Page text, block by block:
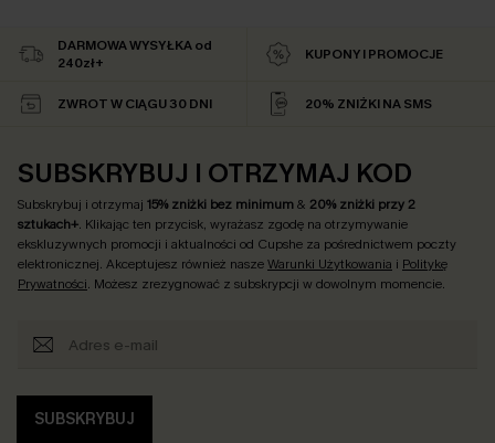
DARMOWA WYSYŁKA od
240zł+
KUPONY I PROMOCJE
ZWROT W CIĄGU 30 DNI 20% ZNIŻKI NA SMS
SUBSKRYBUJ I OTRZYMAJ KOD
Subskrybuj i otrzymaj 15% zniżki bez minimum& 20% zniżki przy 2
sztukach+. Klikając ten przycisk, wyrażasz zgodę na otrzymywanie
ekskluzywnych promocji i aktualności od Cupshe za pośrednictwem poczty
elektronicznej. Akceptujesz również naszeWarunki Użytkowania i Politykę
Prywatności. Możesz zrezygnować z subskrypcji w dowolnym momencie.
SUBSKRYBUJ